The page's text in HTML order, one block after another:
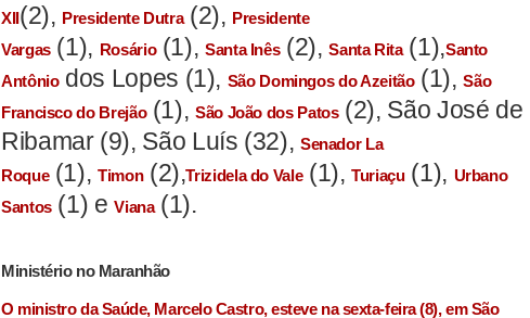
XII(2), Presidente Dutra(2), Presidente
Vargas(1), Rosário(1),Santa Inês(2),Santa Rita(1),Santo
Antôniodos Lopes (1), São Domingos do Azeitão(1),São
Francisco do Brejão(1),São João dos Patos(2), São José de
Ribamar (9), São Luís (32), Senador La
Roque(1),Timon(2),Trizidela do Vale(1),Turiaçu(1), Urbano
Santos(1) eViana(1).
Ministério no Maranhão
O ministro da Saúde, Marcelo Castro, esteve na sexta-feira (8), em São